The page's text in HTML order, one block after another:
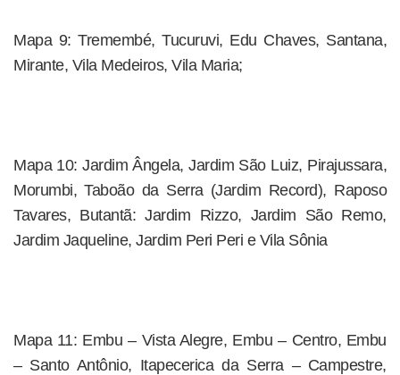
Mapa 9: Tremembé, Tucuruvi, Edu Chaves, Santana,
Mirante, Vila Medeiros, Vila Maria;
Mapa 10: Jardim Ângela, Jardim São Luiz, Pirajussara,
Morumbi, Taboão da Serra (Jardim Record), Raposo
Tavares, Butantã: Jardim Rizzo, Jardim São Remo,
Jardim Jaqueline, Jardim Peri Peri e Vila Sônia
Mapa 11: Embu – Vista Alegre, Embu – Centro, Embu
– Santo Antônio, Itapecerica da Serra – Campestre,